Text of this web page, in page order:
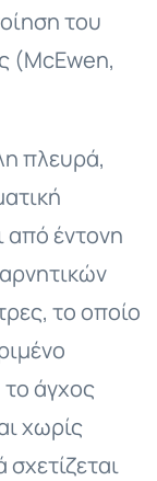
του
(McEwen,
πλευρά,
από έντονη
το οποίο
άγχος
χωρίς